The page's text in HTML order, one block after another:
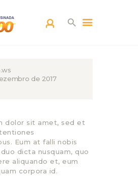
RIO 400
de 2017
dolor sit amet, sed et
Eum at falli nobis
dicta nusquam, quo
aliquando et, eum
corpora id.